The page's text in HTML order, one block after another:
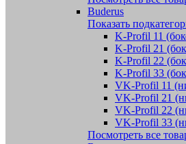
Buderus
Показать
K-Profil 11
K-Profil 21
K-Profil 22
K-Profil 33
VK-Profil 11
VK-Profil 21
VK-Profil 22
VK-Profil 33
Посмотреть все